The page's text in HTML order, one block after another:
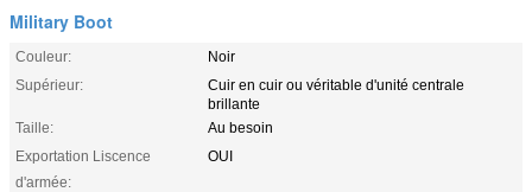
Military Boot
Couleur:
Noir
Supérieur:
Cuir en cuir ou véritable d'unité centrale
brillante
Taille:
Au besoin
Exportation Liscence
d'armée:
OUI